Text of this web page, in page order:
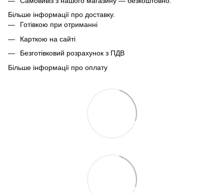
Більше інформації про доставку.
Готівкою при отриманні
Карткою на сайті
Безготівковий розрахунок з ПДВ
Більше інформації про оплату